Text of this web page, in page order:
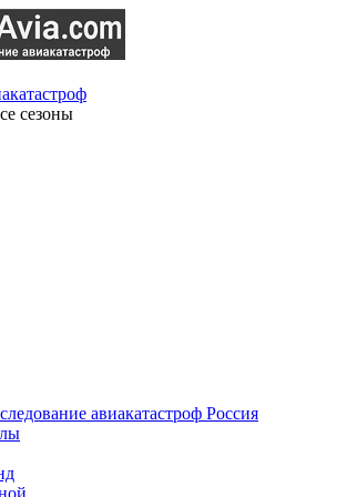
сезоны
авиакатастроф Россия